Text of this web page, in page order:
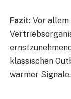
Fazit: Vor
klassischen
warmer Signale.